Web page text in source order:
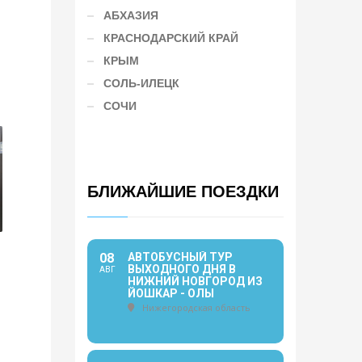
АБХАЗИЯ
КРАСНОДАРСКИЙ КРАЙ
КРЫМ
СОЛЬ-ИЛЕЦК
СОЧИ
БЛИЖАЙШИЕ ПОЕЗДКИ
08
АВГ
АВТОБУСНЫЙ ТУР
ВЫХОДНОГО ДНЯ В
НИЖНИЙ НОВГОРОД ИЗ
ЙОШКАР - ОЛЫ
Нижегородская область